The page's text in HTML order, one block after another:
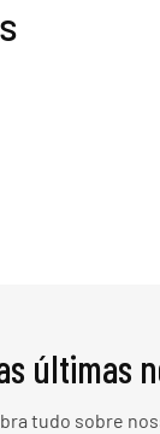
últimas
tudo sobre